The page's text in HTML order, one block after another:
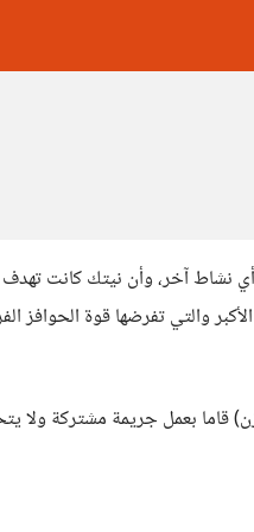
نشاط آخر، وأن نيتك كانت
والتي تفرضها قوة الحوافز
قاما بعمل جريمة مشتركة ولا